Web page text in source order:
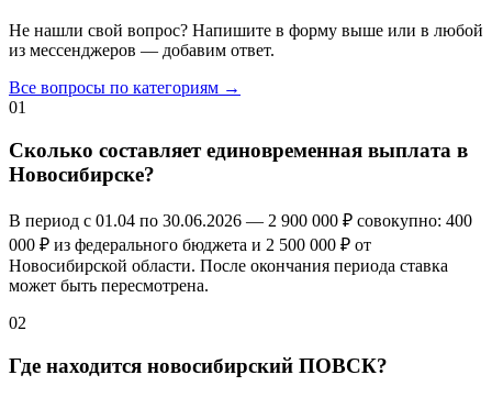
Не нашли свой вопрос? Напишите в форму выше или в любой
из мессенджеров — добавим ответ.
Все вопросы по категориям →
01
Сколько составляет единовременная выплата в
Новосибирске?
В период с 01.04 по 30.06.2026 — 2 900 000 ₽ совокупно: 400
000 ₽ из федерального бюджета и 2 500 000 ₽ от
Новосибирской области. После окончания периода ставка
может быть пересмотрена.
02
Где находится новосибирский ПОВСК?